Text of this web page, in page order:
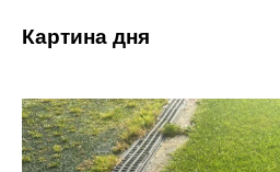
Картина дня